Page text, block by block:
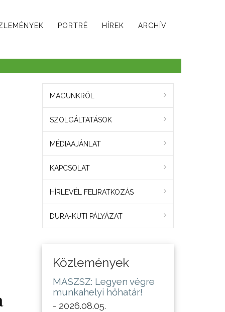
PORTRÉ HÍREK ARCHÍV
MAGUNKRÓL
SZOLGÁLTATÁSOK
MÉDIAAJÁNLAT
KAPCSOLAT
HÍRLEVÉL FELIRATKOZÁS
DURA-KUTI PÁLYÁZAT
Közlemények
MASZSZ: Legyen végre
munkahelyi hőhatár!
- 2026.08.05.